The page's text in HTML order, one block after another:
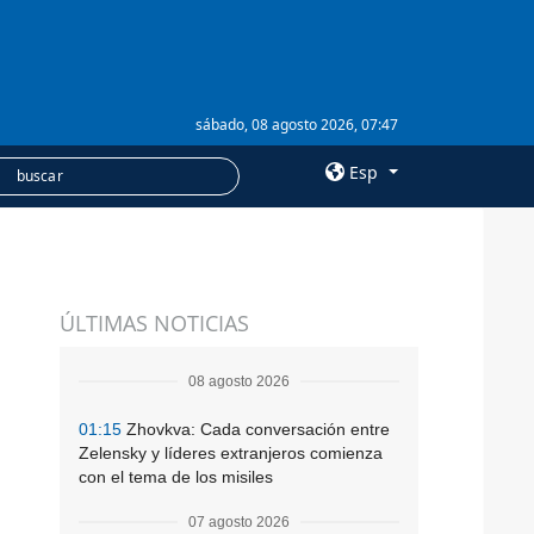
sábado, 08 agosto 2026, 07:47
Esp
Suscripción
ÚLTIMAS NOTICIAS
08 agosto 2026
01:15 Zhovkva: Cada conversación entre
Zelensky y líderes extranjeros comienza
con el tema de los misiles
07 agosto 2026